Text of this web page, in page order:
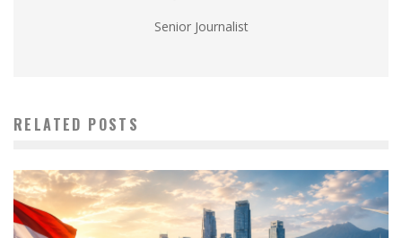
Senior Journalist
RELATED POSTS